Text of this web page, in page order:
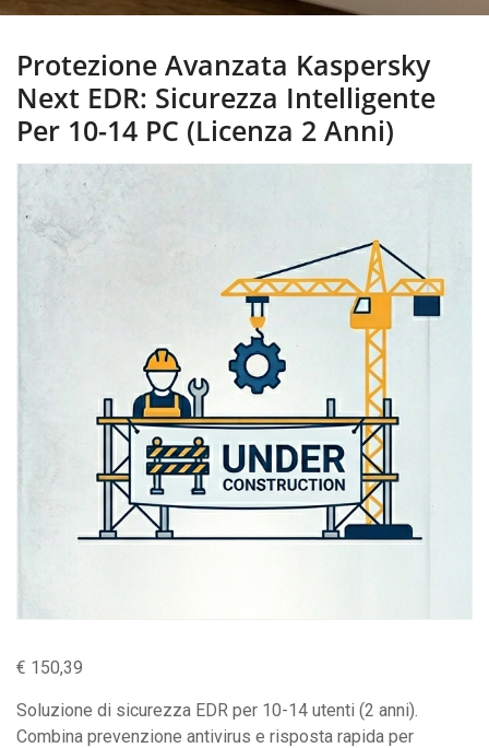
Protezione Avanzata Kaspersky
Next EDR: Sicurezza Intelligente
Per 10-14 PC (Licenza 2 Anni)
€ 150,39
Soluzione di sicurezza EDR per 10-14 utenti (2 anni).
Combina prevenzione antivirus e risposta rapida per